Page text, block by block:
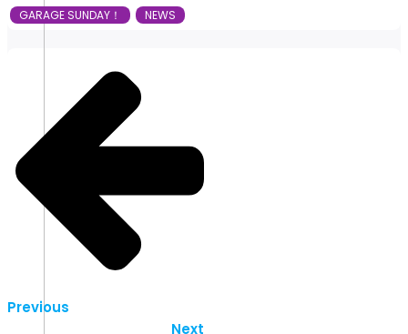
GARAGE SUNDAY！ NEWS
Previous
Next